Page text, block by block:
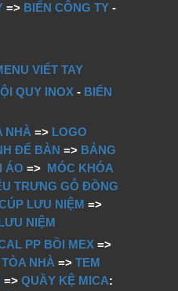
=> BIỂN CÔNG TY -
VIẾT TAY
QUY INOX - BIỂN
NHÀ => LOGO
ĐỂ BÀN => BẢNG
ÁO => MÓC KHÓA
TRƯNG GỖ ĐỒNG
LƯU NIỆM =>
NIỆM
PP BỒI MEX =>
NHÀ =>TEM
=>QUẦY KỆ MICA: